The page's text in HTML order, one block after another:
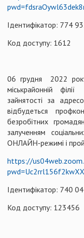
Ідентифікатор: 774
Код доступу: 1612
06 грудня 2022
міськрайонній
зайнятості за
відбудеться
безробітних
залученням
ОНЛАЙН-режимі і
https://
Ідентифікатор: 740
Код доступу: 123456